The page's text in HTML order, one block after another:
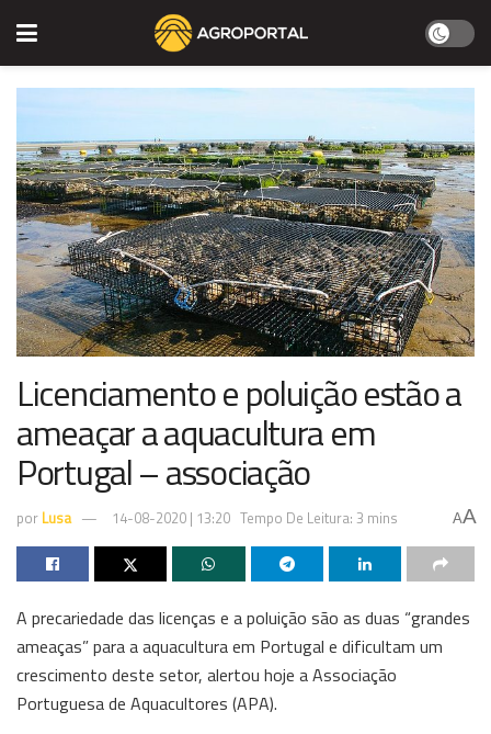
Licenciamento e poluição estão a
ameaçar a aquacultura em
Portugal – associação
por Lusa 14-08-2020 | 13:20 Tempo De Leitura: 3 mins AA
A precariedade das licenças e a poluição são as duas “grandes
ameaças” para a aquacultura em Portugal e dificultam um
crescimento deste setor, alertou hoje a Associação
Portuguesa de Aquacultores (APA).